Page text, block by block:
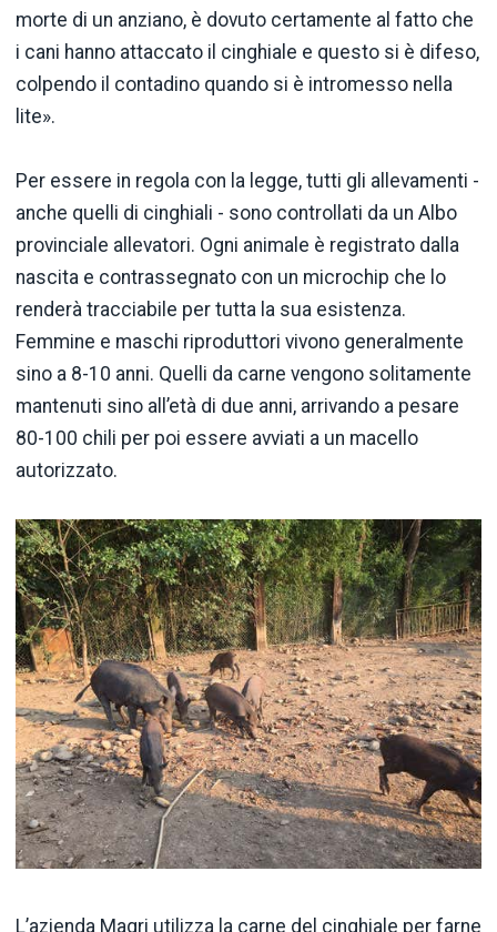
morte di un anziano, è dovuto certamente al fatto che
i cani hanno attaccato il cinghiale e questo si è difeso,
colpendo il contadino quando si è intromesso nella
lite».
Per essere in regola con la legge, tutti gli allevamenti -
anche quelli di cinghiali - sono controllati da un Albo
provinciale allevatori. Ogni animale è registrato dalla
nascita e contrassegnato con un microchip che lo
renderà tracciabile per tutta la sua esistenza.
Femmine e maschi riproduttori vivono generalmente
sino a 8-10 anni. Quelli da carne vengono solitamente
mantenuti sino all’età di due anni, arrivando a pesare
80-100 chili per poi essere avviati a un macello
autorizzato.
L’azienda Magri utilizza la carne del cinghiale per farne